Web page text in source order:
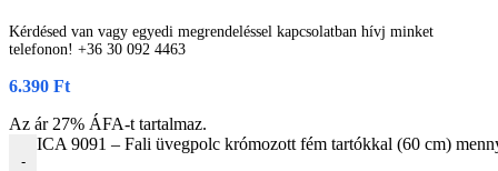
Kérdésed van vagy egyedi megrendeléssel kapcsolatban hívj minket
telefonon! +36 30 092 4463
6.390 Ft
Az ár 27% ÁFA-t tartalmaz.
-
ICA 9091 – Fali üvegpolc krómozott fém tartókkal (60 cm)